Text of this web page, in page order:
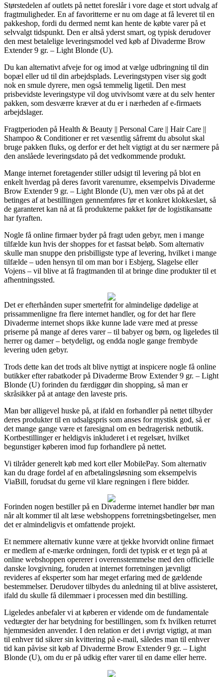
Størstedelen af outlets på nettet foreslår i vore dage et stort udvalg af
fragtmuligheder. En af favoritterne er nu om dage at få leveret til en
pakkeshop, fordi du dermed nemt kan hente de købte varer på et
selvvalgt tidspunkt. Den er altså yderst smart, og typisk derudover
den mest betalelige leveringsmodel ved køb af Divaderme Brow
Extender 9 gr. – Light Blonde (U).
Du kan alternativt afveje for og imod at vælge udbringning til din
bopæl eller ud til din arbejdsplads. Leveringstypen viser sig godt
nok en smule dyrere, men også temmelig ligetil. Den mest
prisbevidste leveringstype vil dog utvivlsomt være at du selv henter
pakken, som desværre kræver at du er i nærheden af e-firmaets
arbejdslager.
Fragtperioden på Health & Beauty || Personal Care || Hair Care ||
Shampoo & Conditioner er ret væsentlig såfremt du absolut skal
bruge pakken fluks, og derfor er det helt vigtigt at du ser nærmere på
den anslåede leveringsdato på det vedkommende produkt.
Mange internet foretagender stiller udsigt til levering på blot en
enkelt hverdag på deres favorit varenumre, eksempelvis Divaderme
Brow Extender 9 gr. – Light Blonde (U), men vær obs på at det
betinges af at bestillingen gennemføres før et konkret klokkeslæt, så
de garanteret kan nå at få produkterne pakket før de logistikansatte
har fyraften.
Nogle få online firmaer byder på fragt uden gebyr, men i mange
tilfælde kun hvis der shoppes for et fastsat beløb. Som alternativ
skulle man snuppe den prisbilligste type af levering, hvilket i mange
tilfælde – uden hensyn til om man bor i Esbjerg, Slagelse eller
Vojens – vil blive at få fragtmanden til at bringe dine produkter til et
afhentningssted.
Det er efterhånden super smertefrit for almindelige dødelige at
prissammenligne fra flere internet handler, og for det har flere
Divaderme internet shops ikke kunne lade være med at presse
priserne på mange af deres varer – til babyer og børn, og ligeledes til
herrer og damer – betydeligt, og endda nogle gange frembyde
levering uden gebyr.
Trods dette kan det trods alt blive nyttigt at inspicere nogle få online
butikker efter rabatkoder på Divaderme Brow Extender 9 gr. – Light
Blonde (U) forinden du færdiggør din shopping, så man er
skråsikker på at antage den laveste pris.
Man bør alligevel huske på, at ifald en forhandler på nettet tilbyder
deres produkter til en udsalgspris som anses for mystisk god, så er
det mange gange være et faresignal om en bedragerisk netbutik.
Kortbestillinger er heldigvis inkluderet i et regelsæt, hvilket
begunstiger køberen imod fup forhandlere på nettet.
Vi tilråder generelt køb med kort eller MobilePay. Som alternativ
kan du drage fordel af en afbetalingsløsning som eksempelvis
ViaBill, forudsat du gerne vil klare regningen i flere bidder.
Forinden nogen bestiller på en Divaderme internet handler bør man
når alt kommer til alt læse webshoppens forretningsbetingelser, men
det er almindeligvis et omfattende projekt.
Et nemmere alternativ kunne være at tjekke hvorvidt online firmaet
er medlem af e-mærke ordningen, fordi det typisk er et tegn på at
online webshoppen opererer i overensstemmelse med den officielle
danske lovgivning, foruden at internet forretningen jævnligt
revideres af eksperter som har meget erfaring med de gældende
bestemmelser. Derudover tilbydes du anledning til at blive assisteret,
ifald du skulle få dilemmaer i processen med din bestilling.
Ligeledes anbefaler vi at køberen er vidende om de fundamentale
vedtægter der har betydning for bestillingen, som fx hvilken returret
hjemmesiden anvender. I den relation er det i øvrigt vigtigt, at man
til enhver tid sikrer sin kvittering på e-mail, således man til enhver
tid kan påvise sit køb af Divaderme Brow Extender 9 gr. – Light
Blonde (U), om du er på udkig efter varer til en dame eller herre.